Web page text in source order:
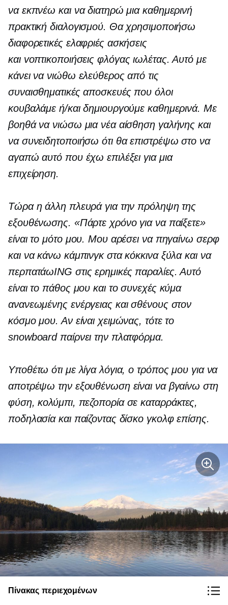
να εκπνέω και να διατηρώ μια καθημερινή
πρακτική διαλογισμού. Θα χρησιμοποιήσω
διαφορετικές ελαφριές ασκήσεις
και vοπτικοποιήσεις φλόγας ιωλέτας. Αυτό με
κάνει να νιώθω ελεύθερος από τις
συναισθηματικές αποσκευές που όλοι
κουβαλάμε ή/και δημιουργούμε καθημερινά. Με
βοηθά να νιώσω μια νέα αίσθηση γαλήνης και
να συνειδητοποιήσω ότι θα επιστρέψω στο να
αγαπώ αυτό που έχω επιλέξει για μια
επιχείρηση.
Τώρα η άλλη πλευρά για την πρόληψη της
εξουθένωσης. «Πάρτε χρόνο για να παίξετε»
είναι το μότο μου. Μου αρέσει να πηγαίνω σερφ
και να κάνω κάμπινγκ στα κόκκινα ξύλα και να
περπατάωING στις ερημικές παραλίες. Αυτό
είναι το πάθος μου και το συνεχές κύμα
ανανεωμένης ενέργειας και σθένους στον
κόσμο μου. Αν είναι χειμώνας, τότε το
snowboard παίρνει την πλατφόρμα.
Υποθέτω ότι με λίγα λόγια, ο τρόπος μου για να
αποτρέψω την εξουθένωση είναι να βγαίνω στη
φύση, κολύμπι, πεζοπορία σε καταρράκτες,
ποδηλασία και παίζοντας δίσκο γκολφ επίσης.
Πίνακας περιεχομένων